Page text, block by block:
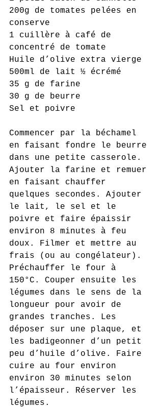
200g de tomates pelées en
conserve
1 cuillère à café de
concentré de tomate
Huile d’olive extra vierge
500ml de lait ½ écrémé
35 g de farine
30 g de beurre
Sel et poivre
Commencer par la béchamel
en faisant fondre le beurre
dans une petite casserole.
Ajouter la farine et remuer
en faisant chauffer
quelques secondes. Ajouter
le lait, le sel et le
poivre et faire épaissir
environ 8 minutes à feu
doux. Filmer et mettre au
frais (ou au congélateur).
Préchauffer le four à
150°C. Couper ensuite les
légumes dans le sens de la
longueur pour avoir de
grandes tranches. Les
déposer sur une plaque, et
les badigeonner d’un petit
peu d’huile d’olive. Faire
cuire au four environ
environ 30 minutes selon
l’épaisseur. Réserver les
légumes.